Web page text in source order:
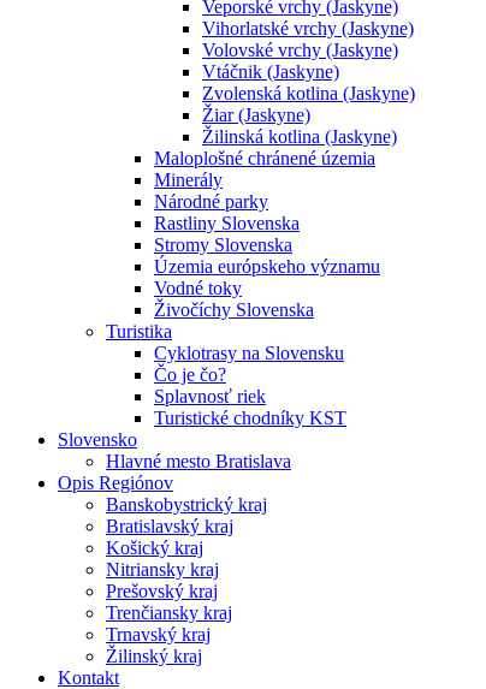
Veporské vrchy (Jaskyne)
Vihorlatské vrchy (Jaskyne)
Volovské vrchy (Jaskyne)
Vtáčnik (Jaskyne)
Zvolenská kotlina (Jaskyne)
Žiar (Jaskyne)
Žilinská kotlina (Jaskyne)
Maloplošné chránené územia
Minerály
Národné parky
Rastliny Slovenska
Stromy Slovenska
Územia európskeho významu
Vodné toky
Živočíchy Slovenska
Turistika
Cyklotrasy na Slovensku
Čo je čo?
Splavnosť riek
Turistické chodníky KST
Slovensko
Hlavné mesto Bratislava
Opis Regiónov
Banskobystrický kraj
Bratislavský kraj
Košický kraj
Nitriansky kraj
Prešovský kraj
Trenčiansky kraj
Trnavský kraj
Žilinský kraj
Kontakt